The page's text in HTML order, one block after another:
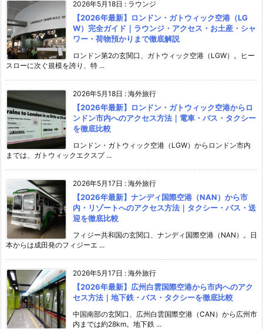
2026年5月18日 : ラウンジ
【2026年最新】ロンドン・ガトウィック空港（LG
W）完全ガイド｜ラウンジ・アクセス・お土産・シャ
ワー・荷物預かりまで徹底解説
ロンドン第2の玄関口、ガトウィック空港（LGW）。ヒー
スローに次ぐ規模を誇り、特 ...
2026年5月18日 : 海外旅行
【2026年最新】ロンドン・ガトウィック空港からロ
ンドン市内へのアクセス方法｜電車・バス・タクシー
を徹底比較
ロンドン・ガトウィック空港（LGW）からロンドン市内
までは、ガトウィックエクスプ ...
2026年5月17日 : 海外旅行
【2026年最新】ナンディ国際空港（NAN）から市
内・リゾートへのアクセス方法｜タクシー・バス・送
迎を徹底比較
フィジー共和国の玄関口、ナンディ国際空港（NAN）。日
本からは成田発のフィジーエ ...
2026年5月17日 : 海外旅行
【2026年最新】広州白雲国際空港から市内へのアク
セス方法｜地下鉄・バス・タクシーを徹底比較
中国南部の玄関口、広州白雲国際空港（CAN）から広州市
内までは約28km。地下鉄 ...